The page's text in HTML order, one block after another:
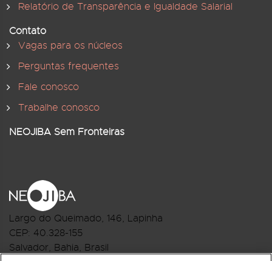
Relatório de Transparência e Igualdade Salarial
Contato
Vagas para os núcleos
Perguntas frequentes
Fale conosco
Trabalhe conosco
NEOJIBA Sem Fronteiras
Largo do Queimado, 146, Lapinha
CEP: 40.328-155
Salvador, Bahia, Brasil